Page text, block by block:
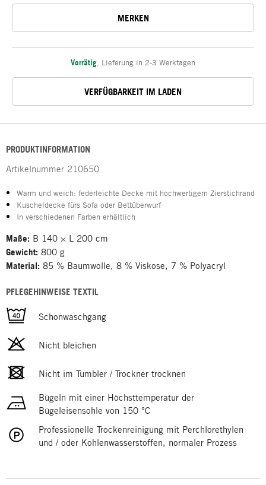
MERKEN
Vorrätig Lieferung in 2-3 Werktagen
VERFÜGBARKEIT IM LADEN
PRODUKTINFORMATION
Artikelnummer 210650
Warm und weich: federleichte Decke mit hochwertigem Zierstichrand
Kuscheldecke fürs Sofa oder Bettüberwurf
In verschiedenen Farben erhältlich
Maße: B 140 × L 200 cm
Gewicht: 800 g
Material: 85 % Baumwolle, 8 % Viskose, 7 % Polyacryl
PFLEGEHINWEISE TEXTIL
Schonwaschgang
Nicht bleichen
Nicht im Tumbler / Trockner trocknen
Bügeln mit einer Höchsttemperatur der
Bügeleisensohle von 150 °C
Professionelle Trockenreinigung mit Perchlorethylen
und / oder Kohlenwasserstoffen, normaler Prozess